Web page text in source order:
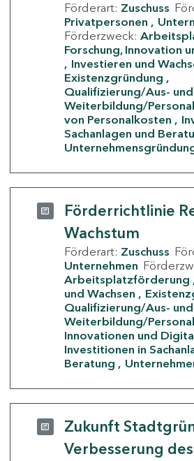
Förderart: Zuschuss
Privatpersonen
Förderzweck:
Forschung, Innovation
Investieren und
Existenzgründung
Qualifizierung/Aus- und
Weiterbildung/Personal
von Personalkosten
Sachanlagen und
Förderrichtlinie
Wachstum
Förderart: Zuschuss
Unternehmen
Arbeitsplatzförderung
und Wachsen
Qualifizierung/Aus- und
Weiterbildung/Personal
Innovationen und
Investitionen in
Beratung
Zukunft
Verbesserung des